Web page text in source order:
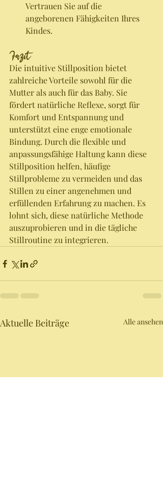
Vertrauen Sie auf die
angeborenen Fähigkeiten Ihres
Kindes.
Fazit
Die intuitive Stillposition bietet
zahlreiche Vorteile sowohl für die
Mutter als auch für das Baby. Sie
fördert natürliche Reflexe, sorgt für
Komfort und Entspannung und
unterstützt eine enge emotionale
Bindung. Durch die flexible und
anpassungsfähige Haltung kann diese
Stillposition helfen, häufige
Stillprobleme zu vermeiden und das
Stillen zu einer angenehmen und
erfüllenden Erfahrung zu machen. Es
lohnt sich, diese natürliche Methode
auszuprobieren und in die tägliche
Stillroutine zu integrieren.
Aktuelle Beiträge Alle ansehen